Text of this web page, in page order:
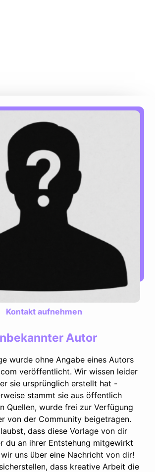
Kontakt aufnehmen
Autor
wurde ohne Angabe eines Autors
veröffentlicht. Wir wissen leider
sie ursprünglich erstellt hat -
stammt sie aus öffentlich
Quellen, wurde frei zur Verfügung
von der Community beigetragen.
dass diese Vorlage von dir
du an ihrer Entstehung mitgewirkt
uns über eine Nachricht von dir!
dass kreative Arbeit die